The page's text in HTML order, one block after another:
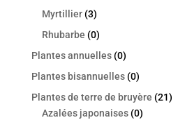
Myrtillier (3)
Rhubarbe (0)
Plantes annuelles (0)
Plantes bisannuelles (0)
Plantes de terre de bruyère (21)
Azalées japonaises (0)